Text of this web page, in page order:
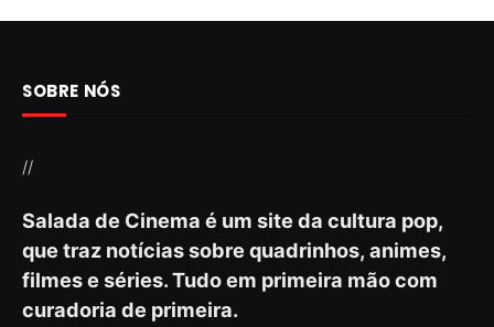
SOBRE NÓS
//
Salada de Cinema é um site da cultura pop,
que traz notícias sobre quadrinhos, animes,
filmes e séries. Tudo em primeira mão com
curadoria de primeira.